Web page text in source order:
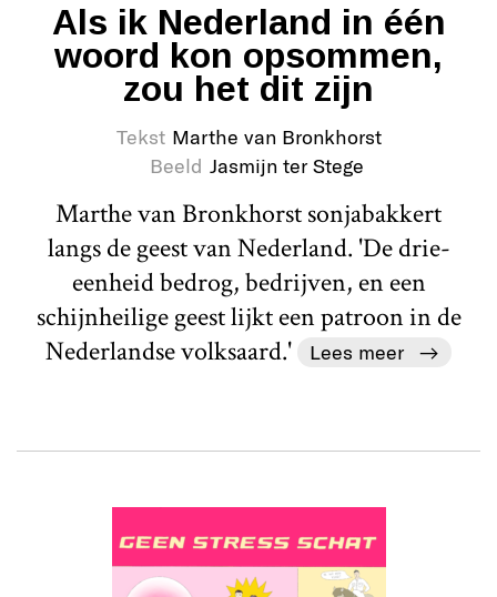
Als ik Nederland in één
woord kon opsommen,
zou het dit zijn
Tekst Marthe van Bronkhorst
Beeld Jasmijn ter Stege
Marthe van Bronkhorst sonjabakkert
langs de geest van Nederland. 'De drie-
eenheid bedrog, bedrijven, en een
schijnheilige geest lijkt een patroon in de
Nederlandse volksaard.'
Lees meer